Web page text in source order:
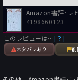
Amazon書評･レ
4198660123
このレビューは…[？]
ネタバレあり